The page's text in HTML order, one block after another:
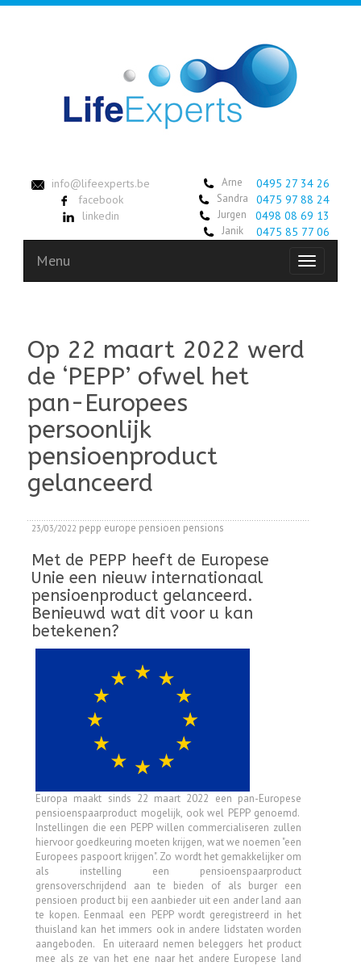
info@lifeexperts.be
facebook
linkedin
Arne 0495 27 34 26
Sandra 0475 97 88 24
Jurgen 0498 08 69 13
Janik 0475 85 77 06
Toggle
Menu
Op 22 maart 2022 werd
de ‘PEPP’ ofwel het
pan-Europees
persoonlijk
pensioenproduct
gelanceerd
23/03/2022 pepp europe pensioen pensions
Met de PEPP heeft de Europese
Unie een nieuw internationaal
pensioenproduct gelanceerd.
Benieuwd wat dit voor u kan
betekenen?
Europa maakt sinds 22 maart 2022 een pan-Europese
pensioenspaarproduct mogelijk, ook wel PEPP genoemd.
Instellingen die een PEPP willen commercialiseren zullen
hiervoor goedkeuring moeten krijgen, wat we noemen "een
Europees paspoort krijgen". Zo wordt het gemakkelijker om
als instelling een pensioenspaarproduct
grensoverschrijdend aan te bieden of als burger een
pensioen product bij een aanbieder uit een ander land aan
te kopen. Eenmaal een PEPP wordt geregistreerd in het
thuisland kan het immers ook in andere lidstaten worden
aangeboden. En uiteraard nemen beleggers het product
mee als ze van het ene naar het andere Europese land